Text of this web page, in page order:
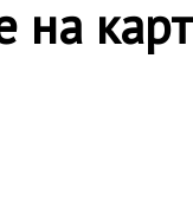
на